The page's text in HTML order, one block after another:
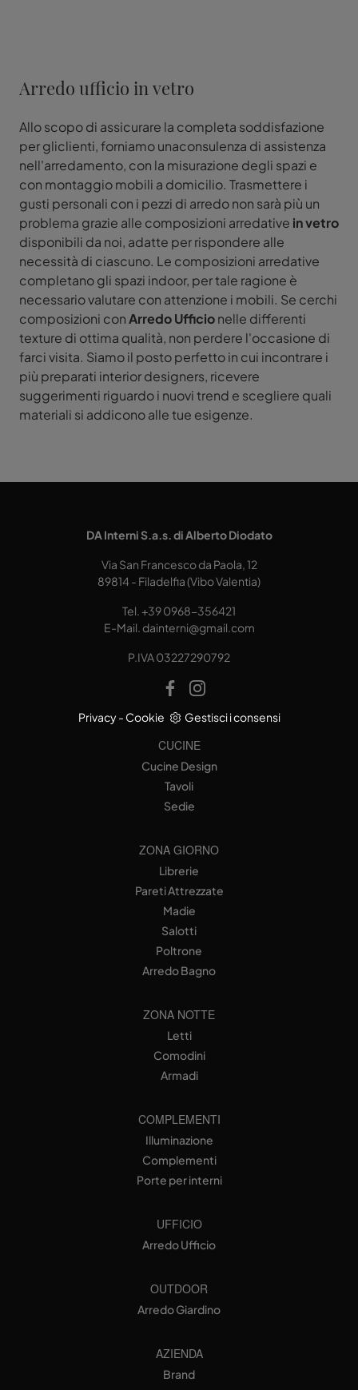
Arredo ufficio in vetro
Allo scopo di assicurare la completa soddisfazione
per gliclienti, forniamo unaconsulenza di assistenza
nell'arredamento, con la misurazione degli spazi e
con montaggio mobili a domicilio. Trasmettere i
gusti personali con i pezzi di arredo non sarà più un
problema grazie alle composizioni arredative in vetro
disponibili da noi, adatte per rispondere alle
necessità di ciascuno. Le composizioni arredative
completano gli spazi indoor, per tale ragione è
necessario valutare con attenzione i mobili. Se cerchi
composizioni conArredo Ufficionelle differenti
texture di ottima qualità, non perdere l'occasione di
farci visita. Siamo il posto perfetto in cui incontrare i
più preparati interior designers, ricevere
suggerimenti riguardo i nuovi trend e scegliere quali
materiali si addicono alle tue esigenze.
DA Interni S.a.s. di Alberto Diodato
Via San Francesco da Paola, 12
89814 - Filadelfia (Vibo Valentia)
Tel.+39 0968-356421
E-Mail. dainterni@gmail.com
P.IVA 03227290792
Privacy- Cookie Gestisci i consensi
CUCINE
Cucine Design
Tavoli
Sedie
ZONA GIORNO
Librerie
Pareti Attrezzate
Madie
Salotti
Poltrone
Arredo Bagno
ZONA NOTTE
Letti
Comodini
Armadi
COMPLEMENTI
Illuminazione
Complementi
Porte per interni
UFFICIO
Arredo Ufficio
OUTDOOR
Arredo Giardino
AZIENDA
Brand